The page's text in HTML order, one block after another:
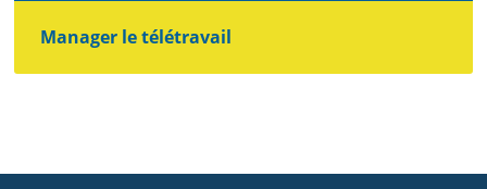
Manager le télétravail